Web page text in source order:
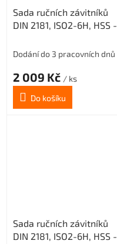
Sada ručních závitníků
DIN 2181, ISO2-6H, HSS -
M24x2 /0300/
Dodání do 3 pracovních dnů
2 009 Kč / ks
Do košíku
Sada ručních závitníků
DIN 2181, ISO2-6H, HSS -